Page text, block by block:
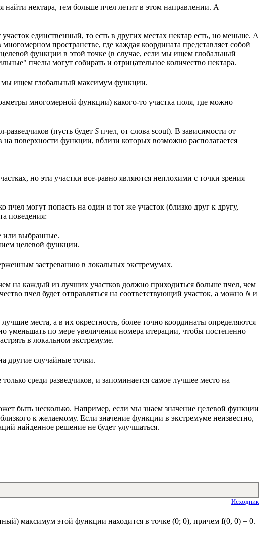
нектара, тем больше пчел летит в этом направлении. А
единственный, то есть в других местах нектар есть, но меньше. А
пространстве, где каждая координата представляет собой
функции в этой точке (в случае, если мы ищем глобальный
пчелы могут собирать и отрицательное количество нектара.
мы ищем глобальный максимум функции.
многомерной функции) какого-то участка поля, где можно
(пусть будет S пчел, от слова scout). В зависимости от
поверхности функции, вблизи которых возможно располагается
но эти участки все-равно являются неплохими с точки зрения
могут попасть на один и тот же участок (близко друг к другу,
поведения:
или выбранные.
целевой функции.
застреванию в локальных экстремумах.
на каждый из лучших участков должно приходиться больше пчел, чем
пчел будет отправляться на соответствующий участок, а можно Nи
места, а в их окрестность, более точно координаты определяются
уменьшать по мере увеличения номера итерации, чтобы постепенно
в локальном экстремуме.
другие случайные точки.
среди разведчиков, и запоминается самое лучшее место на
быть несколько. Например, если мы знаем значение целевой функции
к желаемому. Если значение функции в экстремуме неизвестно,
найденное решение не будет улучшаться.
Исходник
максимум этой функции находится в точке (0; 0), причем f(0, 0) = 0.